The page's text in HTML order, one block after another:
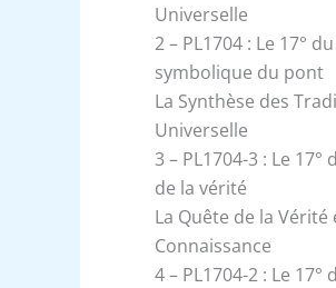
Universelle
2 – PL1704 : Le 17°
symbolique du pont
La Synthèse des
Universelle
3 – PL1704-3 : Le 17°
de la vérité
La Quête de la Vérité
Connaissance
4 – PL1704-2 : Le 17°